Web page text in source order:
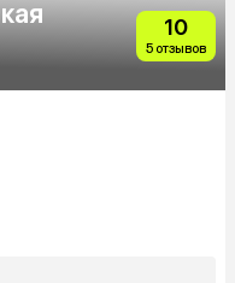
10
5 отзывов